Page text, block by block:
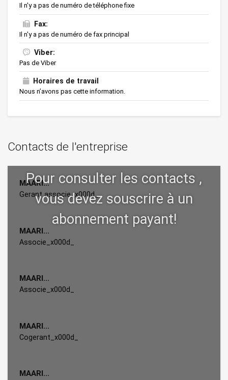
Il n'y a pas de numéro de téléphone fixe
Fax:
Il n'y a pas de numéro de fax principal
Viber:
Pas de Viber
Horaires de travail
Nous n’avons pas cette information.
Contacts de l'entreprise
MAARI...
Gerant associe_x000d_
MAARI...
Associe_x000d_
MAARI...
Associe_x000d_
MAARI...
Cogerant_x000d_
MAARI...